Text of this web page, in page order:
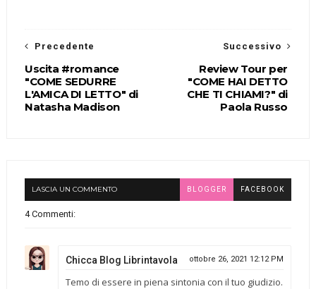
Successivo
Review Tour per
"COME HAI DETTO
CHE TI CHIAMI?" di
Paola Russo
Precedente
Uscita #romance
"COME SEDURRE
L'AMICA DI LETTO" di
Natasha Madison
LASCIA UN COMMENTO BLOGGER FACEBOOK
4 Commenti:
Chicca Blog Librintavola ottobre 26, 2021 12:12 PM
Temo di essere in piena sintonia con il tuo giudizio.